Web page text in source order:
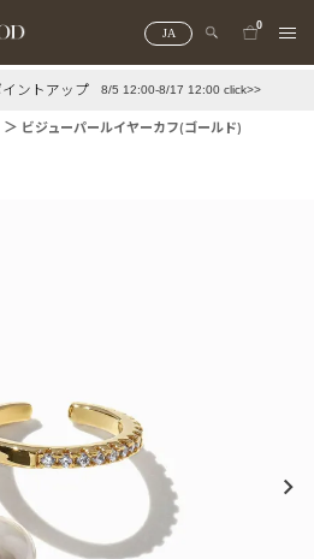
JA
0
ントアップ 8/5 12:00-8/17 12:00 click>>
ビジューパールイヤーカフ(ゴールド)